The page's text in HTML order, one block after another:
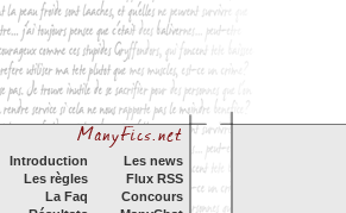
Introduction
Les news
Les règles
Flux RSS
La Faq
Concours